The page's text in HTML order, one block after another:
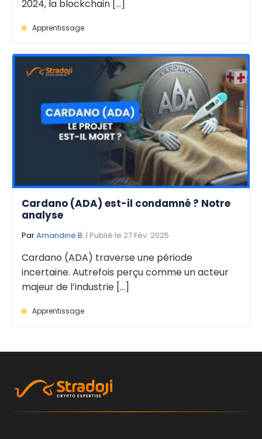
2024, la blockchain [...]
Apprentissage
Cardano (ADA) est-il condamné ? Notre
analyse
ParAmandine B. | Publié le 27 Fév. 2025
Cardano (ADA) traverse une période
incertaine. Autrefois perçu comme un acteur
majeur de l’industrie [...]
Apprentissage